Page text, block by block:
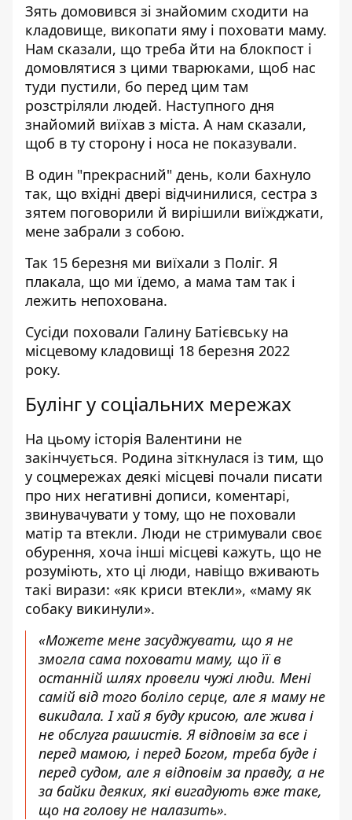
Зять домовився зі знайомим сходити на
кладовище, викопати яму і поховати маму.
Нам сказали, що треба йти на блокпост і
домовлятися з цими тварюками, щоб нас
туди пустили, бо перед цим там
розстріляли людей. Наступного дня
знайомий виїхав з міста. А нам сказали,
щоб в ту сторону і носа не показували.
В один "прекрасний" день, коли бахнуло
так, що вхідні двері відчинилися, сестра з
зятем поговорили й вирішили виїжджати,
мене забрали з собою.
Так 15 березня ми виїхали з Поліг. Я
плакала, що ми їдемо, а мама там так і
лежить непохована.
Сусіди поховали Галину Батієвську на
місцевому кладовищі 18 березня 2022
року.
Булінг у соціальних мережах
На цьому історія Валентини не
закінчується. Родина зіткнулася із тим, що
у соцмережах деякі місцеві почали писати
про них негативні дописи, коментарі,
звинувачувати у тому, що не поховали
матір та втекли. Люди не стримували своє
обурення, хоча інші місцеві кажуть, що не
розуміють, хто ці люди, навіщо вживають
такі вирази: «як криси втекли», «маму як
собаку викинули».
«Можете мене засуджувати, що я не
змогла сама поховати маму, що її в
останній шлях провели чужі люди. Мені
самій від того боліло серце, але я маму не
викидала. І хай я буду крисою, але жива і
не обслуга рашистів. Я відповім за все і
перед мамою, і перед Богом, треба буде і
перед судом, але я відповім за правду, а не
за байки деяких, які вигадують вже таке,
що на голову не налазить».